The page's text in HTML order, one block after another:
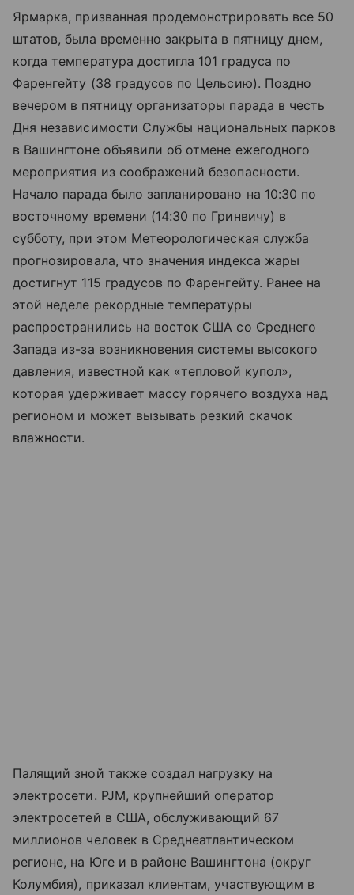
Ярмарка, призванная продемонстрировать все 50
штатов, была временно закрыта в пятницу днем,
когда температура достигла 101 градуса по
Фаренгейту (38 градусов по Цельсию). Поздно
вечером в пятницу организаторы парада в честь
Дня независимости Службы национальных парков
в Вашингтоне объявили об отмене ежегодного
мероприятия из соображений безопасности.
Начало парада было запланировано на 10:30 по
восточному времени (14:30 по Гринвичу) в
субботу, при этом Метеорологическая служба
прогнозировала, что значения индекса жары
достигнут 115 градусов по Фаренгейту. Ранее на
этой неделе рекордные температуры
распространились на восток США со Среднего
Запада из-за возникновения системы высокого
давления, известной как «тепловой купол»,
которая удерживает массу горячего воздуха над
регионом и может вызывать резкий скачок
влажности.
Палящий зной также создал нагрузку на
электросети. PJM, крупнейший оператор
электросетей в США, обслуживающий 67
миллионов человек в Среднеатлантическом
регионе, на Юге и в районе Вашингтона (округ
Колумбия), приказал клиентам, участвующим в